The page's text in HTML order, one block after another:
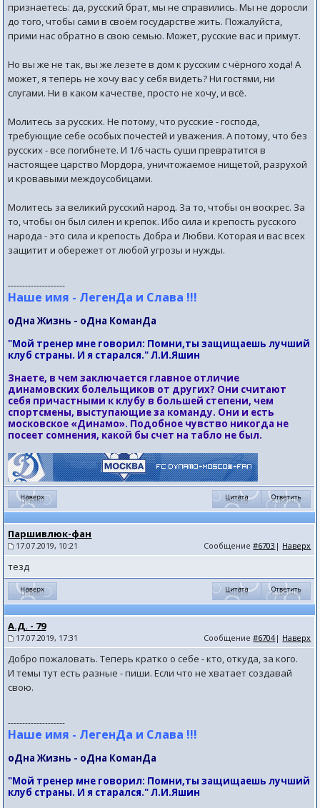
признаетесь: да, русский брат, мы не справились. Мы не доросли
до того, чтобы сами в своём государстве жить. Пожалуйста,
прими нас обратно в свою семью. Может, русские вас и примут.
Но вы же не так, вы же лезете в дом к русским с чёрного хода! А
может, я теперь не хочу вас у себя видеть? Ни гостями, ни
слугами. Ни в каком качестве, просто не хочу, и всё.
Молитесь за русских. Не потому, что русские - господа,
требующие себе особых почестей и уважения. А потому, что без
русских - все погибнете. И 1/6 часть суши превратится в
настоящее царство Мордора, уничтожаемое нищетой, разрухой
и кровавыми междоусобицами.
Молитесь за великий русский народ. За то, чтобы он воскрес. За
то, чтобы он был силен и крепок. Ибо сила и крепость русского
народа - это сила и крепость Добра и Любви. Которая и вас всех
защитит и обережет от любой угрозы и нужды.
--------------------
Наше имя - ЛегенДа и Слава !!!
оДна Жизнь - оДна КоманДа
"Мой тренер мне говорил: Помни,ты защищаешь лучший
клуб страны. И я старался." Л.И.Яшин
Знаете, в чем заключается главное отличие
динамовских болельщиков от других? Они считают
себя причастными к клубу в большей степени, чем
спортсмены, выступающие за команду. Они и есть
московское «Динамо». Подобное чувство никогда не
посеет сомнения, какой бы счет на табло не был.
Паршивлюк-фан
17.07.2019, 10:21 Сообщение#6703 | Наверх
тезд
А.Д. - 79
17.07.2019, 17:31 Сообщение#6704| Наверх
Добро пожаловать. Теперь кратко о себе - кто, откуда, за кого.
И темы тут есть разные - пиши. Если что не хватает создавай
свою.
--------------------
Наше имя - ЛегенДа и Слава !!!
оДна Жизнь - оДна КоманДа
"Мой тренер мне говорил: Помни,ты защищаешь лучший
клуб страны. И я старался." Л.И.Яшин